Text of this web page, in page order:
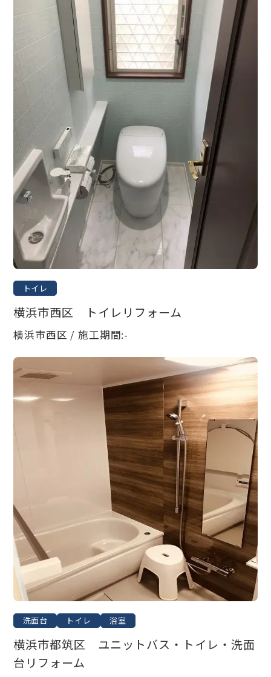
トイレ
横浜市西区 トイレリフォーム
横浜市西区 / 施工期間:-
洗面台 トイレ 浴室
横浜市都筑区 ユニットバス・トイレ・洗面
台リフォーム